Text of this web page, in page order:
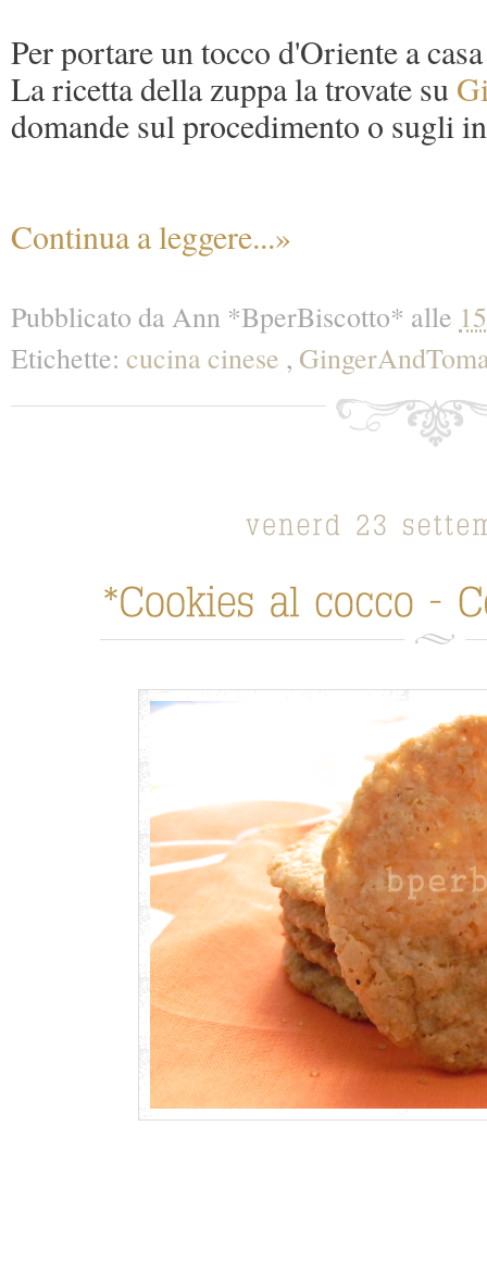
Per portare un tocco d'Oriente a
La ricetta della zuppa la trovate su
domande sul procedimento o sugli
Continua a leggere...»
Pubblicato daAnn *BperBiscotto* alle
Etichette: cucina cinese ,